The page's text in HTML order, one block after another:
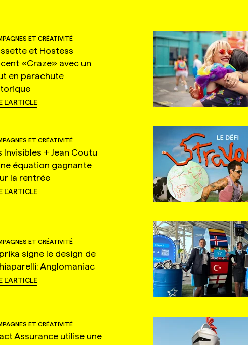
ET CRÉATIVITÉ
et Hostess
«Craze» avec un
en parachute
L'ARTICLE
ET CRÉATIVITÉ
Invisibles + Jean Coutu
équation gagnante
la rentrée
L'ARTICLE
ET CRÉATIVITÉ
signe le design de
Anglomaniac
L'ARTICLE
ET CRÉATIVITÉ
Assurance utilise une